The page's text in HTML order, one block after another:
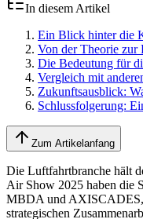
In diesem Artikel
Ein Blick hinter die
Von der Theorie zur
Die Bedeutung für
Vergleich mit
Zukunftsausblick:
Schlussfolgerung:
Zum Artikelanfang
Die Luftfahrtbranche hält
Air Show 2025 haben die
MBDA und AXISCADES,
strategischen